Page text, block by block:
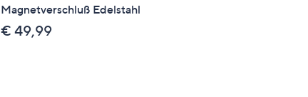
Magnetverschluß Edelstahl
€ 49,99